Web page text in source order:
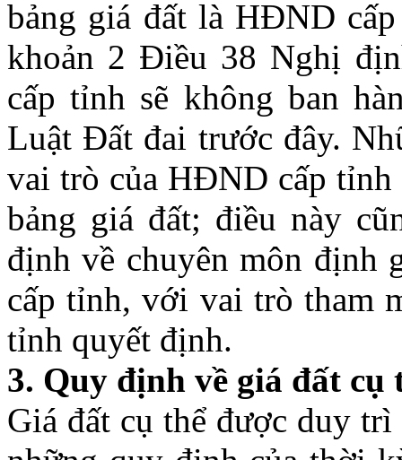
bảng giá đất là HĐND
khoản 2 Điều 38 Nghị
cấp tỉnh sẽ không ban
Luật Đất đai trước đây.
vai trò của HĐND cấp
bảng giá đất; điều này
định về chuyên môn định
cấp tỉnh, với vai trò tham
tỉnh quyết định.
3. Quy định về giá đất cụ
Giá đất cụ thể được duy